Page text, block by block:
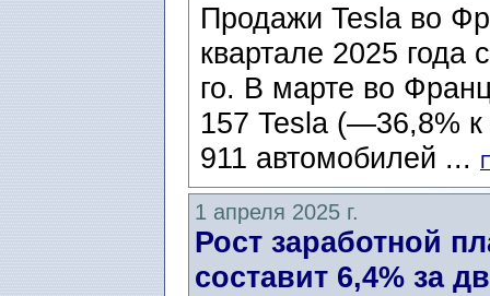
Продажи Tesla во
квартале 2025
го. В марте во
157 Tesla (—36,8%
911 автомобилей ...
1 апреля 2025 г.
Рост заработной
составит 6,4% за